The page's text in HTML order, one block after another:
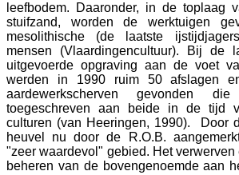
leefbodem. Daaronder, in de toplaag
stuifzand, worden de werktuigen
mesolithische (de laatste
mensen (Vlaardingencultuur). Bij de
uitgevoerde opgraving aan de voet
werden in 1990 ruim 50 afslagen
aardewerkscherven gevonden
toegeschreven aan beide in de tijd
culturen (van Heeringen, 1990). Door
heuvel nu door de R.O.B.
"zeer waardevol" gebied. Het verwerven
beheren van de bovengenoemde aan